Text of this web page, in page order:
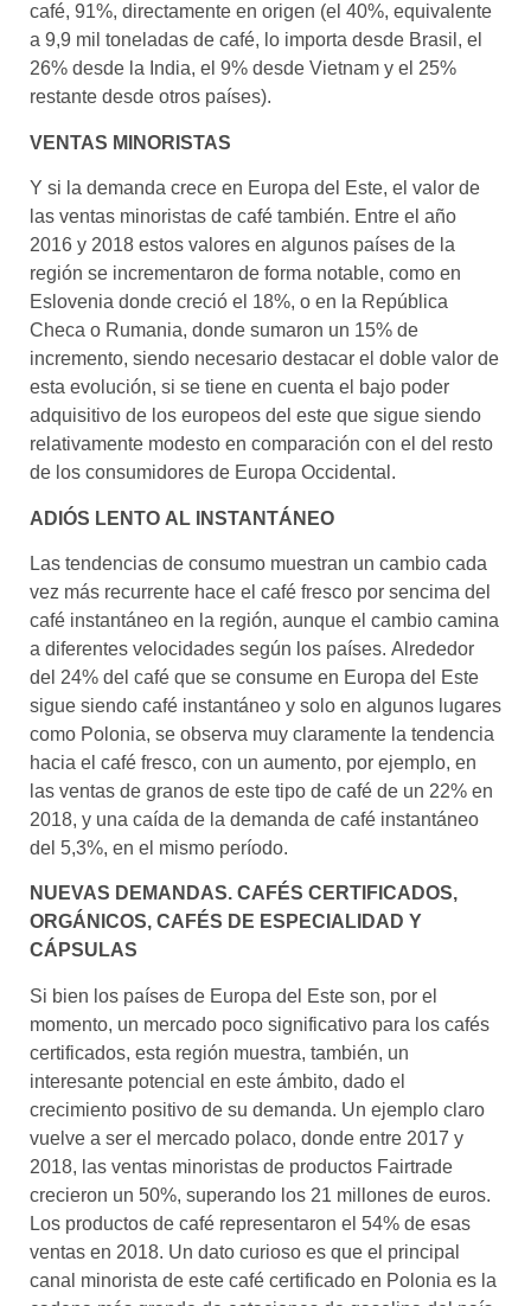
café, 91%, directamente en origen (el 40%, equivalente
a 9,9 mil toneladas de café, lo importa desde Brasil, el
26% desde la India, el 9% desde Vietnam y el 25%
restante desde otros países).
VENTAS MINORISTAS
Y si la demanda crece en Europa del Este, el valor de
las ventas minoristas de café también. Entre el año
2016 y 2018 estos valores en algunos países de la
región se incrementaron de forma notable, como en
Eslovenia donde creció el 18%, o en la República
Checa o Rumania, donde sumaron un 15% de
incremento, siendo necesario destacar el doble valor de
esta evolución, si se tiene en cuenta el bajo poder
adquisitivo de los europeos del este que sigue siendo
relativamente modesto en comparación con el del resto
de los consumidores de Europa Occidental.
ADIÓS LENTO AL INSTANTÁNEO
Las tendencias de consumo muestran un cambio cada
vez más recurrente hace el café fresco por sencima del
café instantáneo en la región, aunque el cambio camina
a diferentes velocidades según los países. Alrededor
del 24% del café que se consume en Europa del Este
sigue siendo café instantáneo y solo en algunos lugares
como Polonia, se observa muy claramente la tendencia
hacia el café fresco, con un aumento, por ejemplo, en
las ventas de granos de este tipo de café de un 22% en
2018, y una caída de la demanda de café instantáneo
del 5,3%, en el mismo período.
NUEVAS DEMANDAS. CAFÉS CERTIFICADOS,
ORGÁNICOS, CAFÉS DE ESPECIALIDAD Y
CÁPSULAS
Si bien los países de Europa del Este son, por el
momento, un mercado poco significativo para los cafés
certificados, esta región muestra, también, un
interesante potencial en este ámbito, dado el
crecimiento positivo de su demanda. Un ejemplo claro
vuelve a ser el mercado polaco, donde entre 2017 y
2018, las ventas minoristas de productos Fairtrade
crecieron un 50%, superando los 21 millones de euros.
Los productos de café representaron el 54% de esas
ventas en 2018. Un dato curioso es que el principal
canal minorista de este café certificado en Polonia es la